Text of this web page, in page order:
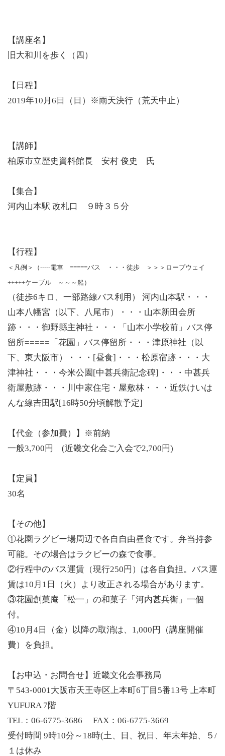
【講座名】
旧大和川を歩く（四）
【日程】
2019年10月6日（日）※雨天決行（荒天中止）
【講師】
柏原市立歴史資料館長 安村 俊史 氏
【集合】
河内山本駅 改札口 ９時３５分
【行程】
＜凡例＞（-----電車 =====バス ・・・徒歩 ＞＞＞ロープウェイ
+++++ケーブル ～～～船）
（徒歩6キロ、一部路線バス利用） 河内山本駅・・・
山本八幡宮（以下、八尾市）・・・山本新田会所
跡・・・御野縣主神社・・・「山本小学校前」バス停
留所=====「花園」バス停留所・・・津原神社（以
下、東大阪市）・・・[昼食]・・・松原宿跡・・・大
津神社・・・今米公園[中甚兵衛記念碑]・・・中甚兵
衛屋敷跡・・・川中家住宅・屋敷林・・・近鉄けいは
んな線吉田駅[16時50分頃解散予定]
【代金（参加費）】※前納
一般3,700円 (近畿文化会ご入会で2,700円)
【定員】
30名
【その他】
①花園ラグビー場周辺で各自自由昼食です。弁当持参
可能。その場合はラクビーの森で食事。
②行程中のバス運賃（現行250円）は各自負担。バス運
賃は10月1日（火）より改正される場合があります。
③花園創菓庵「松一」の和菓子「河内甚兵衛」一個
付。
④10月4日（金）以降の取消は、1,000円（講座開催
費）を負担。
【お申込・お問合せ】近畿文化会事務局
〒543-0001大阪市天王寺区上本町6丁目5番13号 上本町
YUFURA 7階
TEL：06-6775-3686 FAX：06-6775-3669
受付時間 9時10分～18時(土、日、祝日、年末年始、５/
１は休み